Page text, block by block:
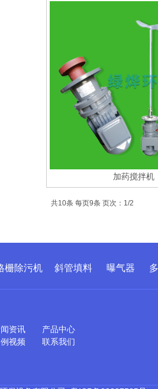
加药搅拌机
共10条 每页9条 页次：1/2
资讯
产品中心
视频 联系我们
除污机 斜管填料 曝气器